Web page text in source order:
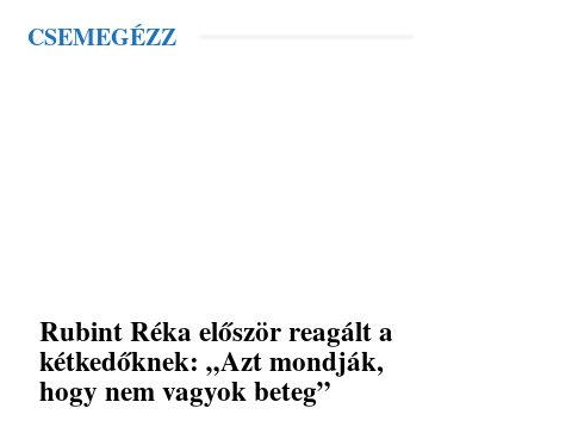
CSEMEGÉZZ
Rubint Réka először reagált a
kétkedőknek: „Azt mondják,
hogy nem vagyok beteg”